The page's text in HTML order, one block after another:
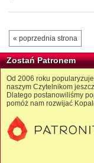
« poprzednia strona
Zostań Patronem
Od 2006 roku
naszym Czytelnikom
Dlatego postanowiliśmy
pomóż nam rozwijać